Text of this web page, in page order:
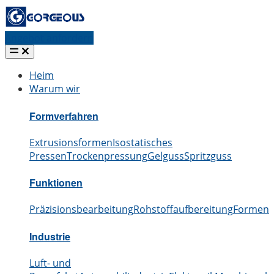
Heim
Warum wir
Formverfahren
ExtrusionsformenIsostatisches
PressenTrockenpressungGelgussSpritzguss
Funktionen
PräzisionsbearbeitungRohstoffaufbereitungFormen
Industrie
Luft- und